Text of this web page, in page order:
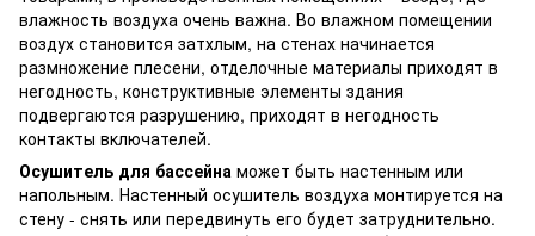
влажность воздуха очень важна. Во влажном помещении
воздух становится затхлым, на стенах начинается
размножение плесени, отделочные материалы приходят в
негодность, конструктивные элементы здания
подвергаются разрушению, приходят в негодность
контакты включателей.
Осушитель для бассейна может быть настенным или
напольным. Настенный осушитель воздуха монтируется на
стену - снять или передвинуть его будет затруднительно.